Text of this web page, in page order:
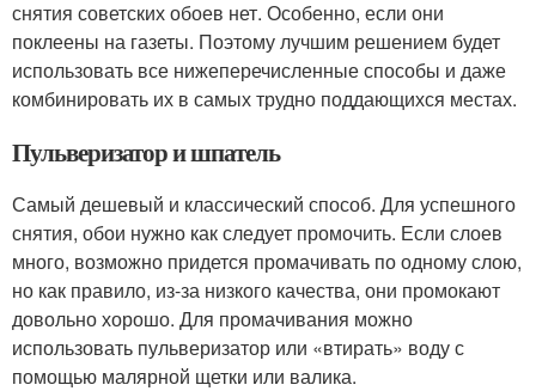
снятия советских обоев нет. Особенно, если они
поклеены на газеты. Поэтому лучшим решением будет
использовать все нижеперечисленные способы и даже
комбинировать их в самых трудно поддающихся местах.
Пульверизатор и шпатель
Самый дешевый и классический способ. Для успешного
снятия, обои нужно как следует промочить. Если слоев
много, возможно придется промачивать по одному слою,
но как правило, из-за низкого качества, они промокают
довольно хорошо. Для промачивания можно
использовать пульверизатор или «втирать» воду с
помощью малярной щетки или валика.